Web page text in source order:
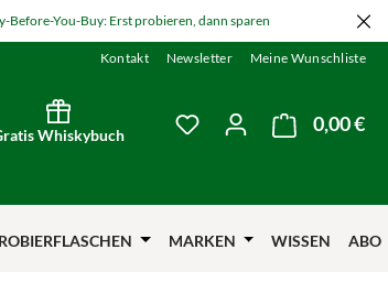
Before-You-Buy: Erst probieren, dann sparen
Kontakt Newsletter Meine Wunschliste
Whiskybuch
Du hast 0 Produkte
0,00 €
MARKEN WISSEN ABO